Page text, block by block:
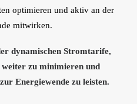
optimieren und aktiv an der
mitwirken.
dynamischen Stromtarife,
zu minimieren und
Energiewende zu leisten.